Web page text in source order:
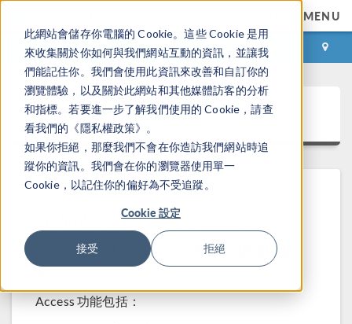
此網站會儲存你電腦的 Cookie。這些 Cookie 是用
來收集關於你如何與我們網站互動的資訊，並讓我
們能記住你。我們會使用此資訊來改善和自訂你的
瀏覽體驗，以及關於此網站和其他媒體訪客的分析
和指標。若要進一步了解我們使用的 Cookie，請查
看我們的《隱私權政策》。
如果你拒絕，那麼我們不會在你造訪我們網站時追
蹤你的資訊。我們會在你的瀏覽器使用單一
Cookie，以記住你的偏好為不受追蹤。
Cookie 設定
接受 拒絕
MENU
登录 咨询与购买
COMSOL Access
欢迎使用 COMSOL Access
Access 帐户是 COMSOL 为用户提供的附加服
务。
Access 功能包括：